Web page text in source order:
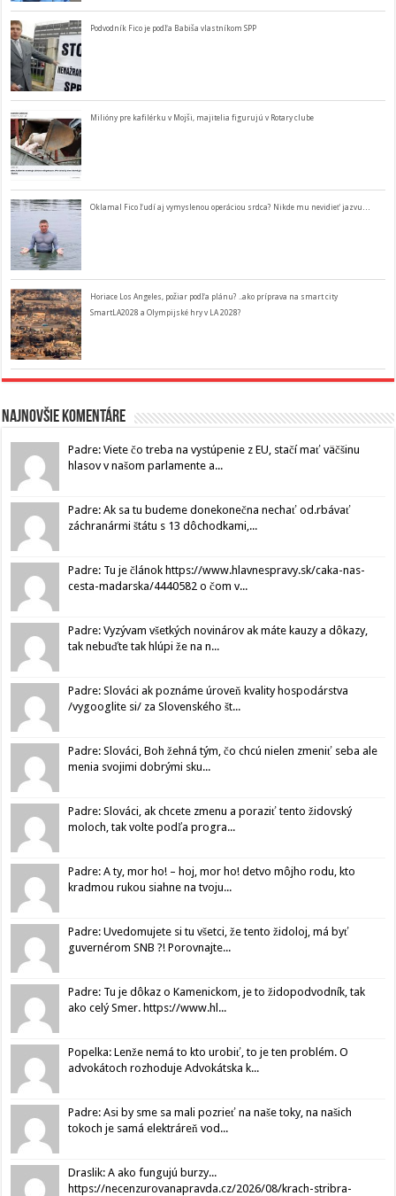
Podvodník Fico je podľa Babiša vlastníkom SPP
Milióny pre kafilérku v Mojši, majitelia figurujú v Rotary clube
Oklamal Fico ľudí aj vymyslenou operáciou srdca? Nikde mu nevidieť jazvu…
Horiace Los Angeles, požiar podľa plánu? ..ako príprava na smart city
SmartLA2028 a Olympijské hry v LA 2028?
Najnovšie komentáre
Padre: Viete čo treba na vystúpenie z EU, stačí mať väčšinu
hlasov v našom parlamente a...
Padre: Ak sa tu budeme donekonečna nechať od.rbávať
záchranármi štátu s 13 dôchodkami,...
Padre: Tu je článok https://www.hlavnespravy.sk/caka-nas-
cesta-madarska/4440582 o čom v...
Padre: Vyzývam všetkých novinárov ak máte kauzy a dôkazy,
tak nebuďte tak hlúpi že na n...
Padre: Slováci ak poznáme úroveň kvality hospodárstva
/vygooglite si/ za Slovenského št...
Padre: Slováci, Boh žehná tým, čo chcú nielen zmeniť seba ale
menia svojimi dobrými sku...
Padre: Slováci, ak chcete zmenu a poraziť tento židovský
moloch, tak volte podľa progra...
Padre: A ty, mor ho! – hoj, mor ho! detvo môjho rodu, kto
kradmou rukou siahne na tvoju...
Padre: Uvedomujete si tu všetci, že tento židoloj, má byť
guvernérom SNB ?! Porovnajte...
Padre: Tu je dôkaz o Kamenickom, je to židopodvodník, tak
ako celý Smer. https://www.hl...
Popelka: Lenže nemá to kto urobiť, to je ten problém. O
advokátoch rozhoduje Advokátska k...
Padre: Asi by sme sa mali pozrieť na naše toky, na našich
tokoch je samá elektráreň vod...
Draslik: A ako fungujú burzy...
https://necenzurovanapravda.cz/2026/08/krach-stribra-